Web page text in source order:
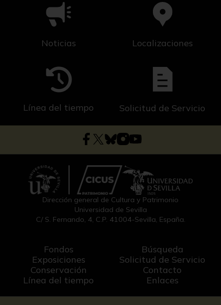
Noticias Localizaciones
Línea del tiempo Solicitud de Servicio
Dirección general de Cultura y Patrimonio
Universidad de Sevilla
C/ S. Fernando, 4, C.P. 41004-Sevilla, España.
Fondos
Exposiciones
Conservación
Línea del tiempo
Búsqueda
Solicitud de Servicio
Contacto
Enlaces